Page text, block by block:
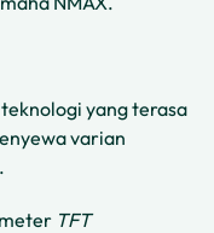
yang terasa
varian
TFT